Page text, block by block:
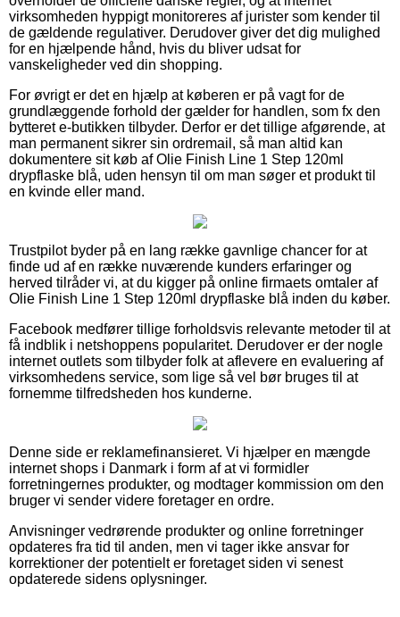
virksomheden hyppigt monitoreres af jurister som kender til
de gældende regulativer. Derudover giver det dig mulighed
for en hjælpende hånd, hvis du bliver udsat for
vanskeligheder ved din shopping.
For øvrigt er det en hjælp at køberen er på vagt for de
grundlæggende forhold der gælder for handlen, som fx den
bytteret e-butikken tilbyder. Derfor er det tillige afgørende, at
man permanent sikrer sin ordremail, så man altid kan
dokumentere sit køb af Olie Finish Line 1 Step 120ml
drypflaske blå, uden hensyn til om man søger et produkt til
en kvinde eller mand.
Trustpilot byder på en lang række gavnlige chancer for at
finde ud af en række nuværende kunders erfaringer og
herved tilråder vi, at du kigger på online firmaets omtaler af
Olie Finish Line 1 Step 120ml drypflaske blå inden du køber.
Facebook medfører tillige forholdsvis relevante metoder til at
få indblik i netshoppens popularitet. Derudover er der nogle
internet outlets som tilbyder folk at aflevere en evaluering af
virksomhedens service, som lige så vel bør bruges til at
fornemme tilfredsheden hos kunderne.
Denne side er reklamefinansieret. Vi hjælper en mængde
internet shops i Danmark i form af at vi formidler
forretningernes produkter, og modtager kommission om den
bruger vi sender videre foretager en ordre.
Anvisninger vedrørende produkter og online forretninger
opdateres fra tid til anden, men vi tager ikke ansvar for
korrektioner der potentielt er foretaget siden vi senest
opdaterede sidens oplysninger.